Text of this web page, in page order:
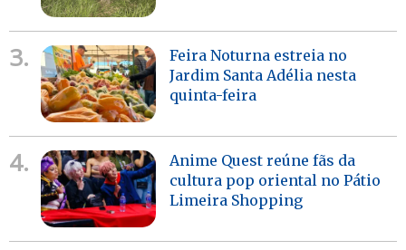
3.
Feira Noturna estreia no
Jardim Santa Adélia nesta
quinta-feira
4.
Anime Quest reúne fãs da
cultura pop oriental no Pátio
Limeira Shopping